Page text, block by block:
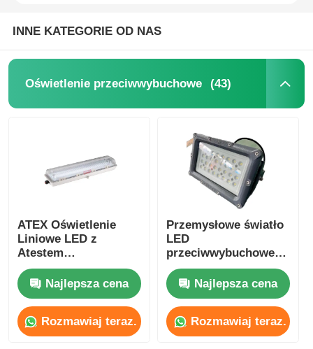
INNE KATEGORIE OD NAS
Oświetlenie przeciwwybuchowe (43)
ATEX Oświetlenie
Liniowe LED z
Atestem
Przeciwwybuchowym
IP65 do Stref
Niebezpiecznych
Przemysłowych
Najlepsza cena
Rozmawiaj teraz.
Przemysłowe światło
LED
przeciwwybuchowe
dla strefy
niebezpiecznej Strefa
1 Strefa 2
Najlepsza cena
Rozmawiaj teraz.